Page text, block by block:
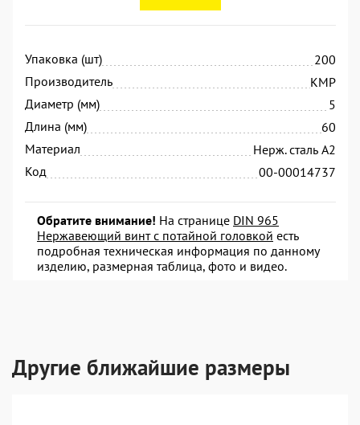
Упаковка (шт)
200
Производитель
KMP
Диаметр (мм)
5
Длина (мм)
60
Материал
Нерж. сталь А2
Код
00-00014737
Обратите внимание! На странице DIN 965
Нержавеющий винт с потайной головкой есть
подробная техническая информация по данному
изделию, размерная таблица, фото и видео.
Другие ближайшие размеры